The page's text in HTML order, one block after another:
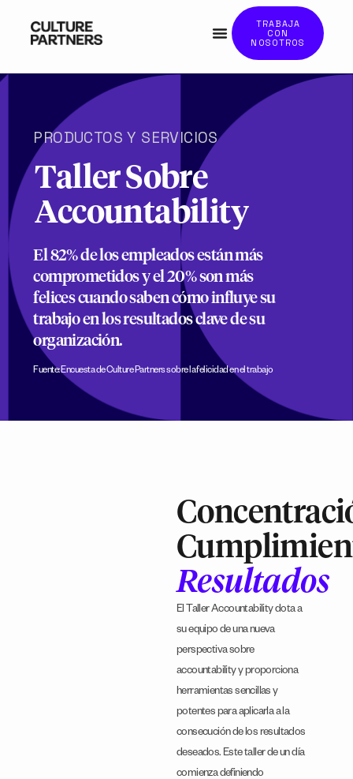
TRABAJA
CON
NOSOTROS
PRODUCTOS Y SERVICIOS
Taller Sobre
Accountability
El 82% de los empleados están más
comprometidos y el 20% son más
felices cuando saben cómo influye su
trabajo en los resultados clave de su
organización.
Fuente: Encuesta de Culture Partners sobre la felicidad en el trabajo
Resultados
El Taller Accountability dota a
su equipo de una nueva
perspectiva sobre
accountability y proporciona
herramientas sencillas y
potentes para aplicarla a la
consecución de los resultados
deseados. Este taller de un día
comienza definiendo